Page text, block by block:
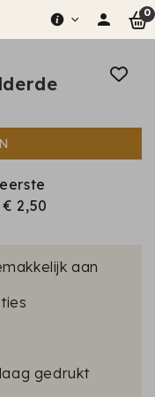
0
€ 2,50
aan
gedrukt